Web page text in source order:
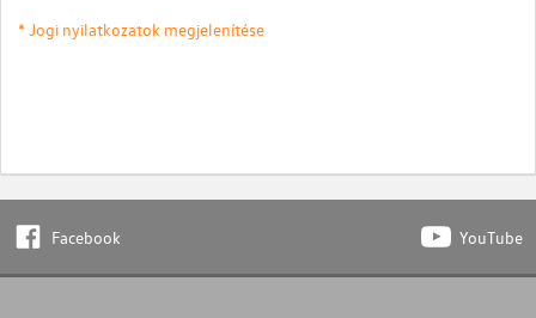
* Jogi nyilatkozatok megjelenítése
Facebook YouTube